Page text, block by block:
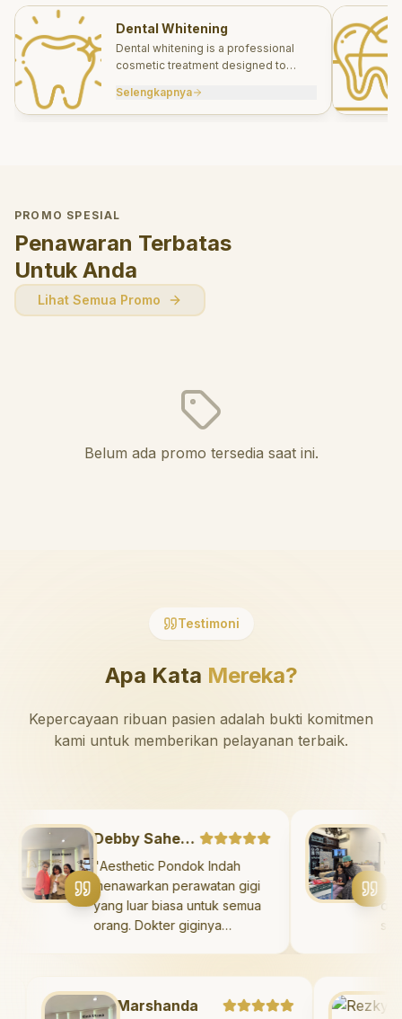
Dental Whitening
Dental whitening is a professional
cosmetic treatment designed to
effectively.
Selengkapnya
PROMO SPESIAL
Penawaran Terbatas
Untuk Anda
Lihat Semua Promo
Belum ada promo tersedia saat ini.
Testimoni
Apa Kata Mereka?
Kepercayaan ribuan pasien adalah bukti komitmen
kami untuk memberikan pelayanan terbaik.
Debby Sahertian
"Aesthetic Pondok Indah
menawarkan perawatan gigi
yang luar biasa untuk semua
orang. Dokter giginya
kesehatan gigi dan mulut
Marshanda